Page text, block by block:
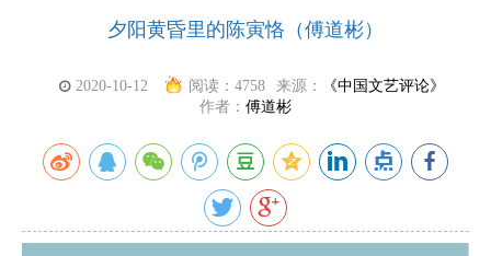
夕阳黄昏里的陈寅恪（傅道彬）
2020-10-12 阅读： 4758 来源：
《中国文艺评论》
作者： 傅道彬